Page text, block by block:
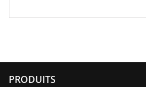
PRODUITS